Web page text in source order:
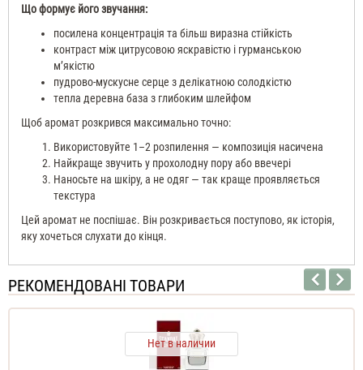
Що формує його звучання:
посилена концентрація та більш виразна стійкість
контраст між цитрусовою яскравістю і гурманською
м’якістю
пудрово-мускусне серце з делікатною солодкістю
тепла деревна база з глибоким шлейфом
Щоб аромат розкрився максимально точно:
Використовуйте 1–2 розпилення — композиція насичена
Найкраще звучить у прохолодну пору або ввечері
Наносьте на шкіру, а не одяг — так краще проявляється
текстура
Цей аромат не поспішає. Він розкривається поступово, як історія,
яку хочеться слухати до кінця.
РЕКОМЕНДОВАНІ ТОВАРИ
Нет в наличии